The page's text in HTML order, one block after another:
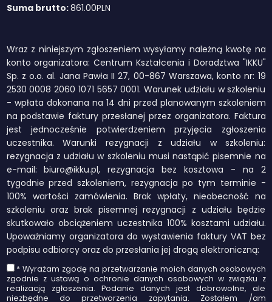
Suma brutto:861.00PLN
Wraz z niniejszym zgłoszeniem wysyłamy należną kwotę na
konto organizatora: Centrum Kształcenia i Doradztwa "IKKU"
Sp. z o.o. al. Jana Pawła II 27, 00-867 Warszawa, konto nr: 19
2530 0008 2060 1071 5657 0001. Warunek udziału w szkoleniu
- wpłata dokonana na 14 dni przed planowanym szkoleniem
na podstawie faktury przesłanej przez organizatora. Faktura
jest jednocześnie potwierdzeniem przyjęcia zgłoszenia
uczestnika. Warunki rezygnacji z udziału w szkoleniu:
rezygnacja z udziału w szkoleniu musi nastąpić pisemnie na
e-mail: biuro@ikku.pl, rezygnacja bez kosztowa - na 2
tygodnie przed szkoleniem, rezygnacja po tym terminie -
100% wartości zamówienia. Brak wpłaty, nieobecność na
szkoleniu oraz brak pisemnej rezygnacji z udziału będzie
skutkowało obciążeniem uczestnika 100% kosztami udziału.
Upoważniamy organizatora do wystawienia faktury VAT bez
podpisu odbiorcy oraz do przesłania jej drogą elektroniczną:
* Wyrażam zgodę na przetwarzanie moich danych osobowych
zgodnie z ustawą o ochronie danych osobowych w związku z
realizacją zgłoszenia. Podanie danych jest dobrowolne, ale
niezbędne do przetworzenia zapytania. Zostałem /am